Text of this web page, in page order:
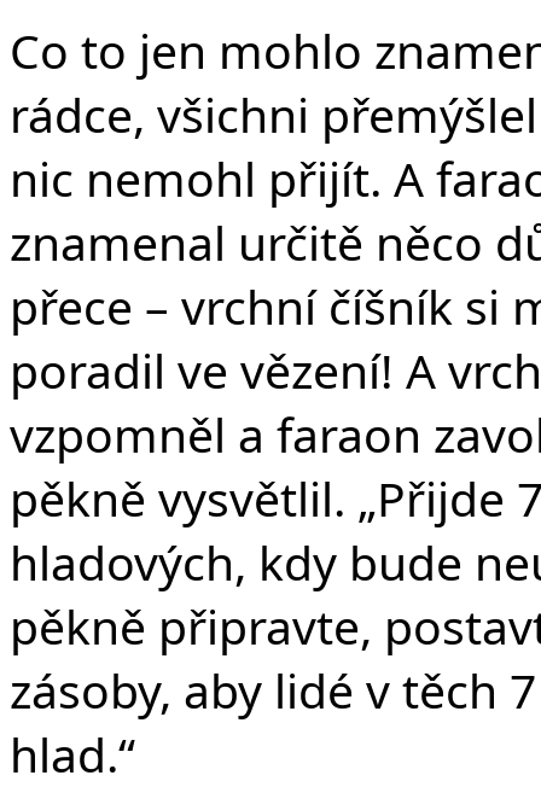
Co to jen mohlo
rádce, všichni
nic nemohl přijít. A
znamenal určitě něco
přece – vrchní číšník si
poradil ve vězení! A
vzpomněl a faraon
pěkně vysvětlil. „Přijde
hladových, kdy bude
pěkně připravte,
zásoby, aby lidé v těch
hlad.“